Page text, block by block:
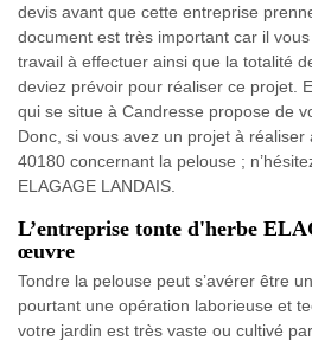
devis avant que cette entreprise
document est très important car il
travail à effectuer ainsi que la totalité
deviez prévoir pour réaliser ce projet.
qui se situe à Candresse propose de
Donc, si vous avez un projet à réaliser
40180 concernant la pelouse ;
ELAGAGE LANDAIS.
L’entreprise tonte d'herbe
œuvre
Tondre la pelouse peut s’avérer être
pourtant une opération laborieuse et
votre jardin est très vaste ou cultivé